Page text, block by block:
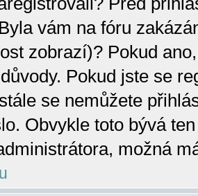
vám na fóru
zobrazí)? Pokud
Pokud jste se
se nemůžete
Obvykle toto bývá
možná